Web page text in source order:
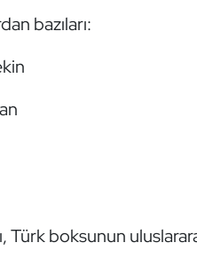
bazıları:
Türk boksunun